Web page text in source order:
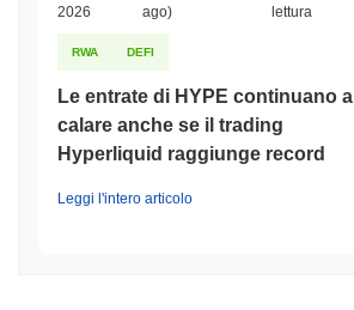
2026
ago)
lettura
RWA DEFI
Le entrate di HYPE continuano a
calare anche se il trading
Hyperliquid raggiunge record
Leggi l'intero articolo